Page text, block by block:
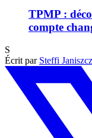
TPMP :
compte
S
Écrit par Steffi